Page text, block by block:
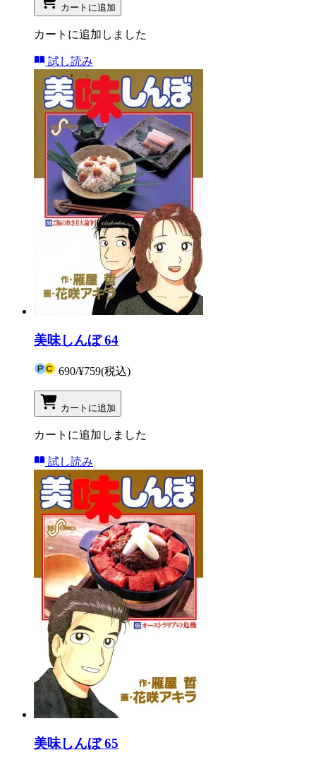
カートに追加
カートに追加しました
試し読み
美味しんぼ 64
690/¥759(税込)
カートに追加
カートに追加しました
試し読み
美味しんぼ 65